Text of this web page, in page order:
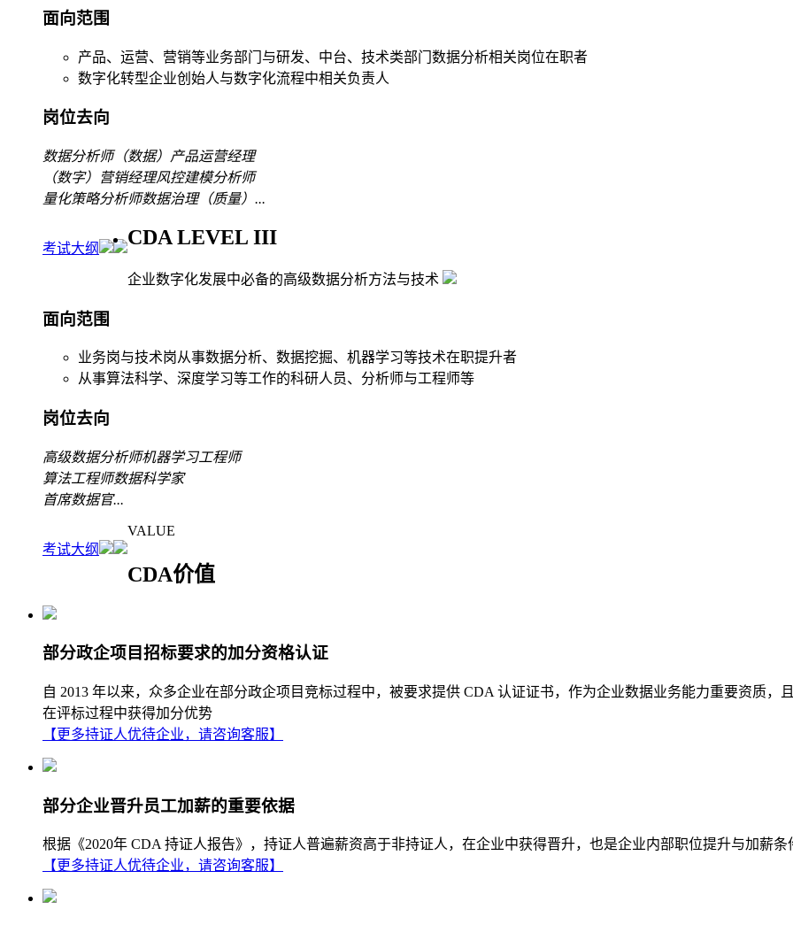
面向范围
产品、运营、营销等业务部门与研发、中台、技术类部门数据分析相关岗位在职者
数字化转型企业创始人与数字化流程中相关负责人
岗位去向
数据分析师（数据）产品运营经理
（数字）营销经理风控建模分析师
量化策略分析师数据治理（质量） ...
考试大纲 CDA LEVEL III
企业数字化发展中必备的高级数据分析方法与技术
面向范围
业务岗与技术岗从事数据分析、数据挖掘、机器学习等技术在职提升者
从事算法科学、深度学习等工作的科研人员、分析师与工程师等
岗位去向
高级数据分析师机器学习工程师
算法工程师数据科学家
首席数据官...
考试大纲
VALUE
CDA价值
部分政企项目招标要求的加分资格认证
自 2013 年以来，众多企业在部分政企项目竞标过程中，被要求提供 CDA 认证证书，作为企业数据业务能力重要资质
在评标过程中获得加分优势
【更多持证人优待企业，请咨询客服】
部分企业晋升员工加薪的重要依据
根据《2020年 CDA 持证人报告》，持证人普遍薪资高于非持证人，在企业中获得晋升，也是企业内部职位提升与加薪条
【更多持证人优待企业，请咨询客服】